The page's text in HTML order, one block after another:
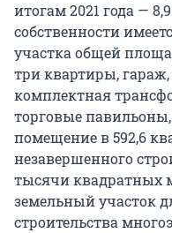
итогам 2021 года —
собственности
участка общей
три квартиры, гараж,
комплектная
торговые
помещение в 592,6
незавершенного
тысячи квадратных
земельный участок
строительства